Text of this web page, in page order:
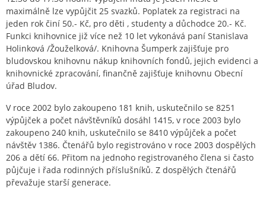
maximálně lze vypůjčit 25 svazků. Poplatek za registraci na
jeden rok činí 50.- Kč, pro děti , studenty a důchodce 20.- Kč.
Funkci knihovnice již více než 10 let vykonává paní Stanislava
Holinková /Žouželková/. Knihovna Šumperk zajišťuje pro
bludovskou knihovnu nákup knihovních fondů, jejich evidenci a
knihovnické zpracování, finančně zajišťuje knihovnu Obecní
úřad Bludov.
V roce 2002 bylo zakoupeno 181 knih, uskutečnilo se 8251
výpůjček a počet návštěvníků dosáhl 1415, v roce 2003 bylo
zakoupeno 240 knih, uskutečnilo se 8410 výpůjček a počet
návštěv 1386. Čtenářů bylo registrováno v roce 2003 dospělých
206 a dětí 66. Přitom na jednoho registrovaného člena si často
půjčuje i řada rodinných příslušníků. Z dospělých čtenářů
převažuje starší generace.